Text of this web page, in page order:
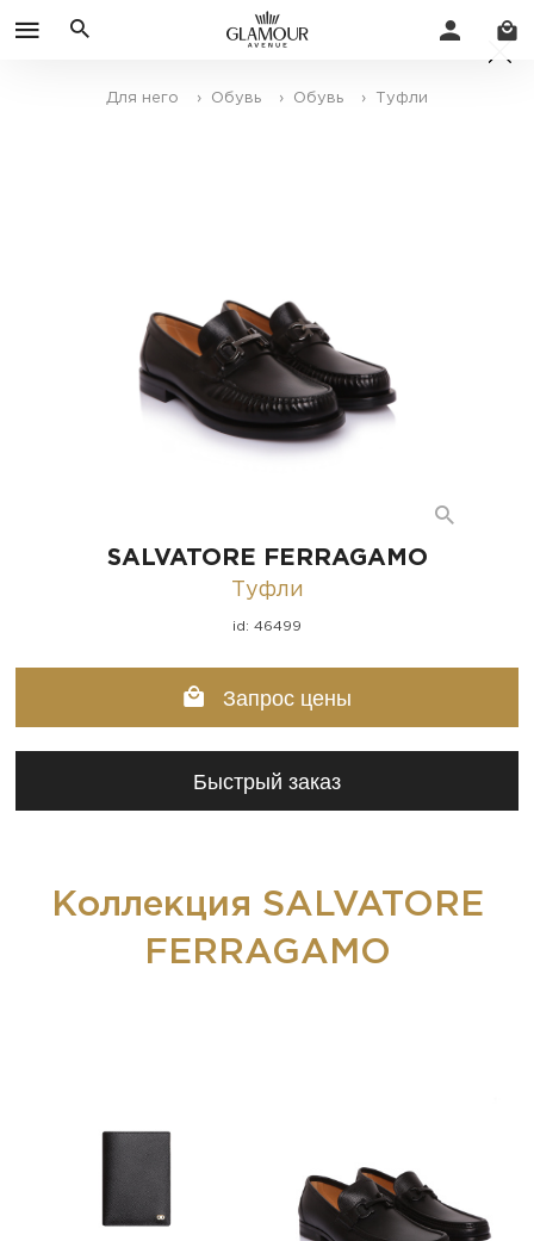
Для него › Обувь › Обувь › Туфли
SALVATORE FERRAGAMO
Туфли
id: 46499
Запрос цены
Быстрый заказ
Коллекция SALVATORE
FERRAGAMO